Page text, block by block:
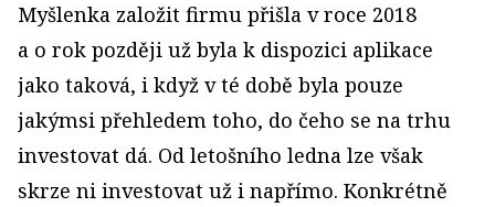
Myšlenka založit firmu přišla v roce 2018
a o rok později už byla k dispozici aplikace
jako taková, i když v té době byla pouze
jakýmsi přehledem toho, do čeho se na trhu
investovat dá. Od letošního ledna lze však
skrze ni investovat už i napřímo. Konkrétně